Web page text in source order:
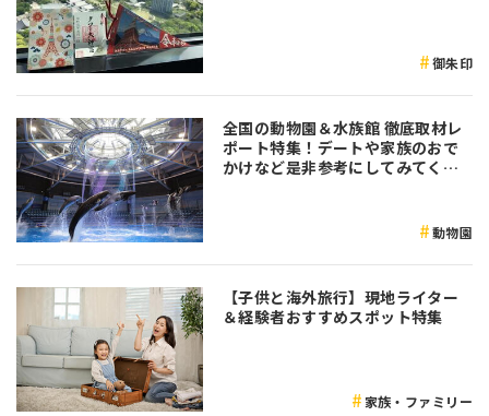
御朱印
全国の動物園＆水族館 徹底取材レ
ポート特集！デートや家族のおで
かけなど是非参考にしてみてくだ
動物園
【子供と海外旅行】現地ライター
＆経験者おすすめスポット特集
家族・ファミリー